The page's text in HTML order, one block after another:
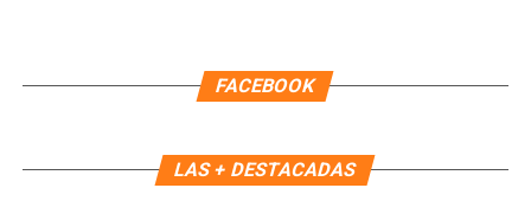
Únete al canal oficial de WhatsApp de
Quinto Podery recibe las noticias más
en tu teléfono.
FACEBOOK
LAS + DESTACADAS